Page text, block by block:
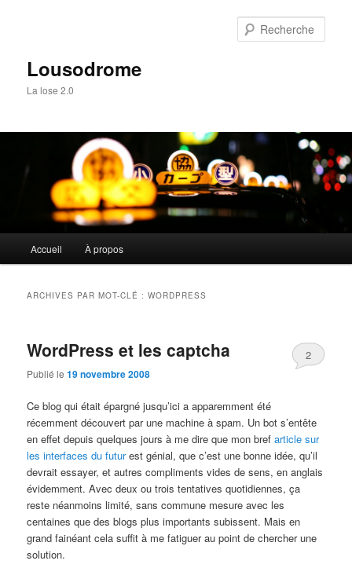
Lousodrome
La lose 2.0
principal
Accueil À propos
ARCHIVES PAR MOT-CLÉ :WORDPRESS
WordPress et les captcha
Publié le19 novembre 2008
2
Ce blog qui était épargné jusqu’ici a apparemment été
récemment découvert par une machine à spam. Un bot s’entête
en effet depuis quelques jours à me dire que mon brefarticle sur
les interfaces du futurest génial, que c’est une bonne idée, qu’il
devrait essayer, et autres compliments vides de sens, en anglais
évidemment. Avec deux ou trois tentatives quotidiennes, ça
reste néanmoins limité, sans commune mesure avec les
centaines que des blogs plus importants subissent. Mais en
grand fainéant cela suffit à me fatiguer au point de chercher une
solution.